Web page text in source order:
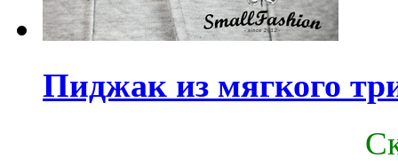
Пиджак из мягкого